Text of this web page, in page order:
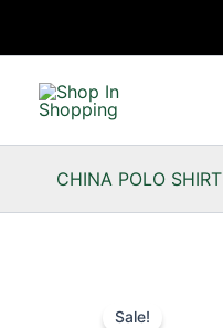
CHINA POLO SHIRT
Sale!